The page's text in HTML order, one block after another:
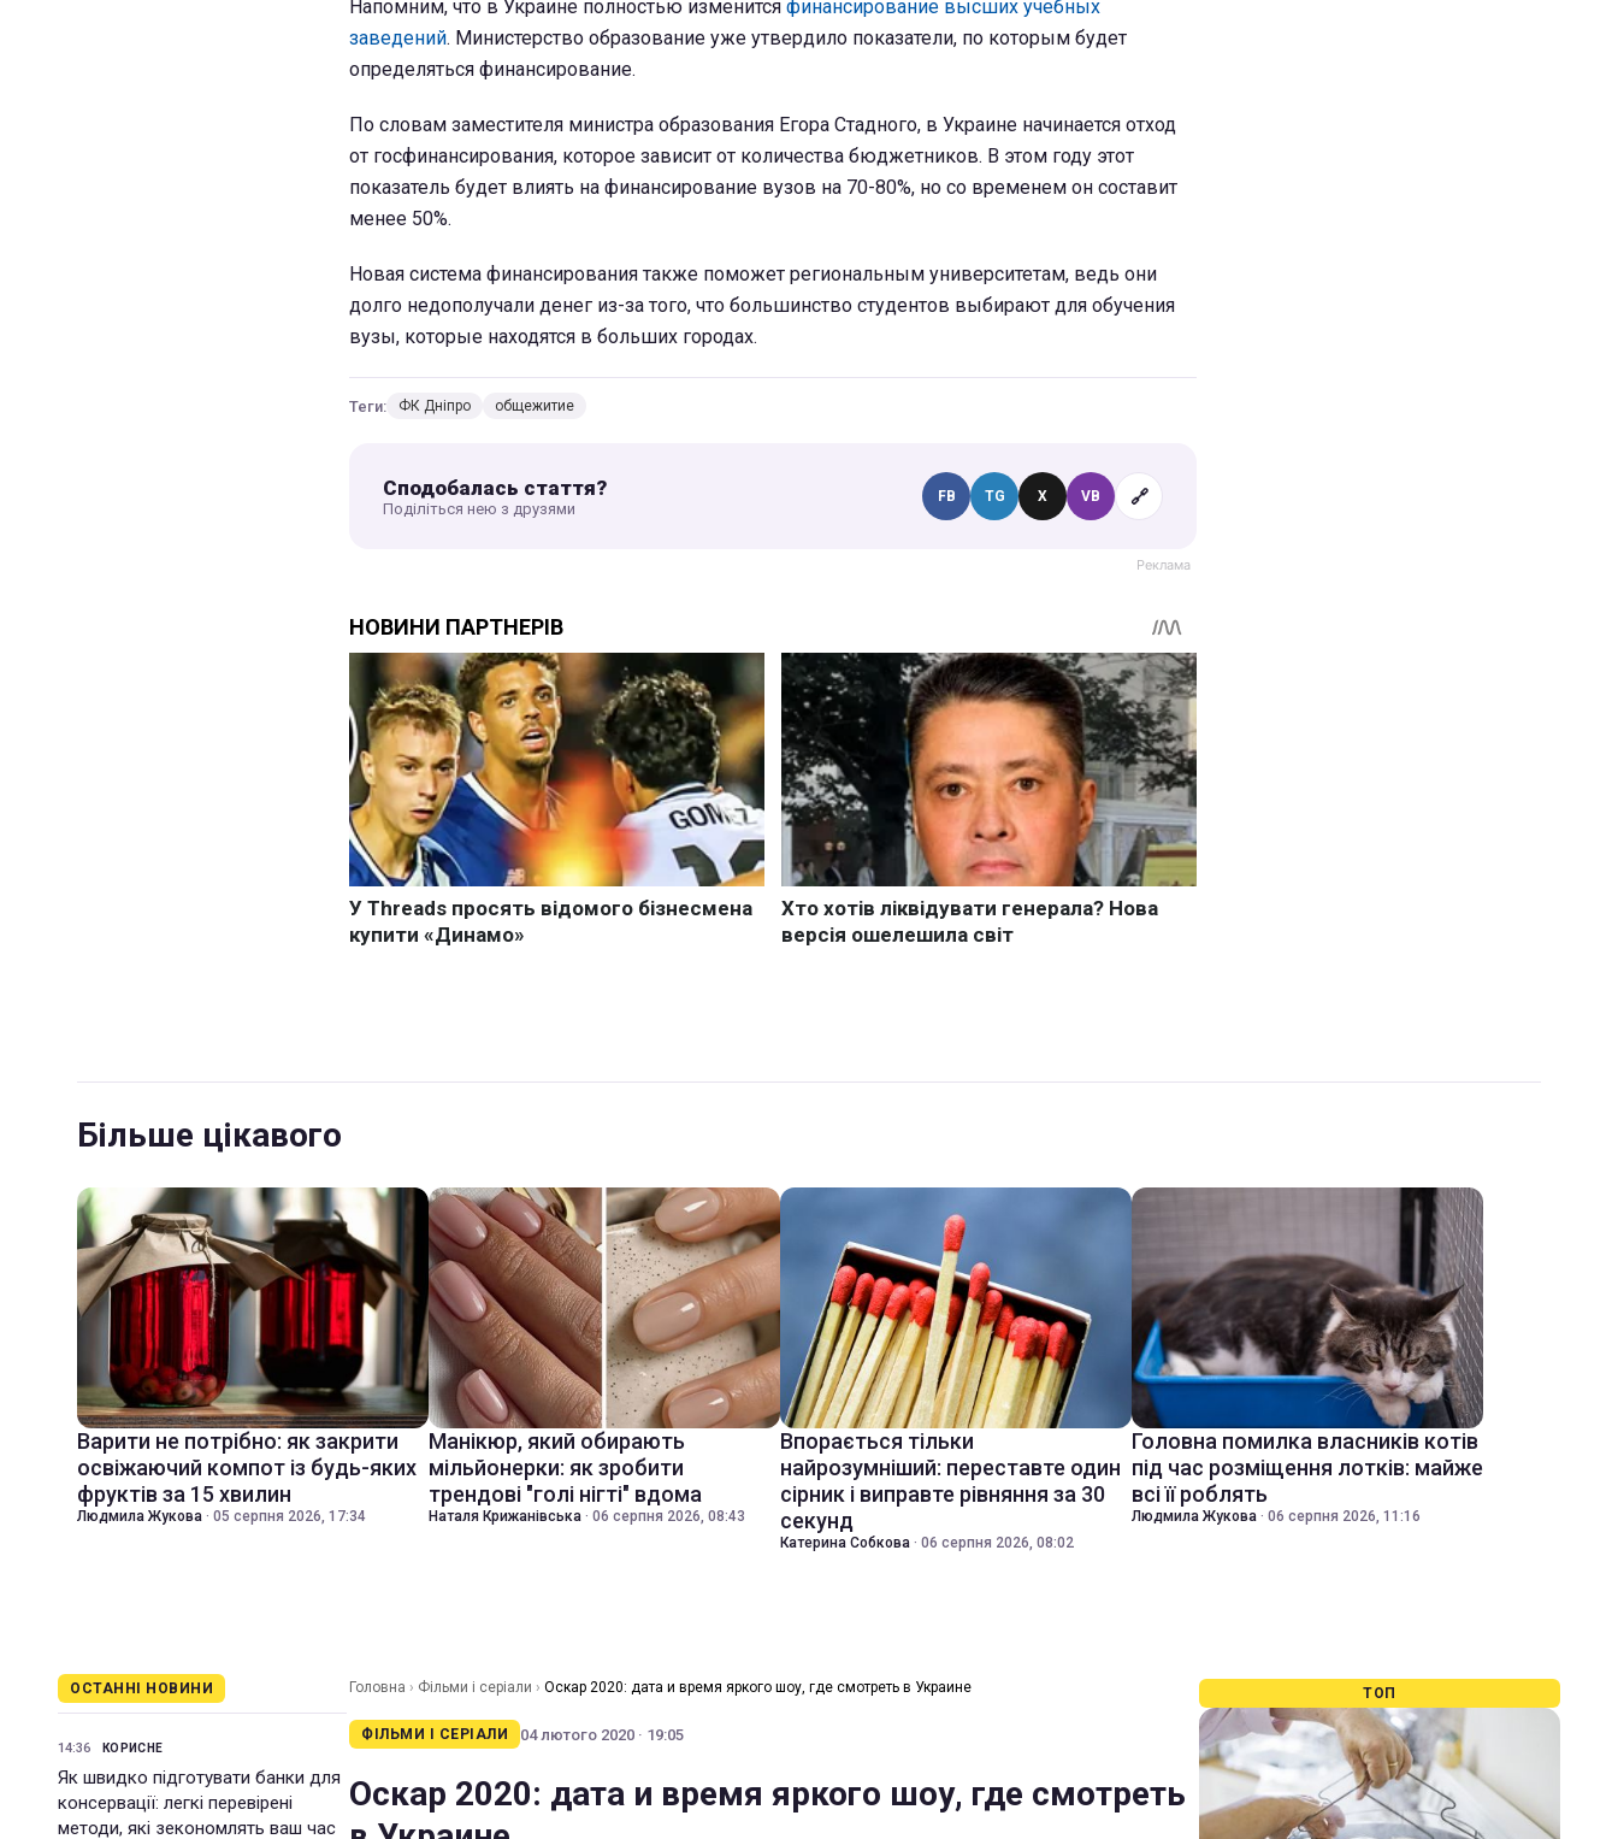
Напомним, что в Украине полностью изменится финансирование высших учебных
заведений. Министерство образование уже утвердило показатели, по которым будет
определяться финансирование.
По словам заместителя министра образования Егора Стадного, в Украине начинается отход
от госфинансирования, которое зависит от количества бюджетников. В этом году этот
показатель будет влиять на финансирование вузов на 70-80%, но со временем он составит
менее 50%.
Новая система финансирования также поможет региональным университетам, ведь они
долго недополучали денег из-за того, что большинство студентов выбирают для обучения
вузы, которые находятся в больших городах.
Теги: ФК Дніпро общежитие
Сподобалась стаття?
Поділіться нею з друзями
FB TG X VB 🔗
Більше цікавого
Варити не потрібно: як закрити
освіжаючий компот із будь-яких
фруктів за 15 хвилин
Людмила Жукова · 05 серпня 2026, 17:34
Манікюр, який обирають
мільйонерки: як зробити
трендові "голі нігті" вдома
Наталя Крижанівська · 06 серпня 2026, 08:43
Впорається тільки
найрозумніший: переставте один
сірник і виправте рівняння за 30
секунд
Катерина Собкова · 06 серпня 2026, 08:02
Головна помилка власників котів
під час розміщення лотків: майже
всі її роблять
Людмила Жукова · 06 серпня 2026, 11:16
ОСТАННІ НОВИНИ
14:36 КОРИСНЕ
Як швидко підготувати банки для
консервації: легкі перевірені
методи, які зекономлять ваш час
Головна › Фільми і серіали › Оскар 2020: дата и время яркого шоу, где смотреть в Украине
ФІЛЬМИ І СЕРІАЛИ 04 лютого 2020 · 19:05
Оскар 2020: дата и время яркого шоу, где смотреть
ТОП